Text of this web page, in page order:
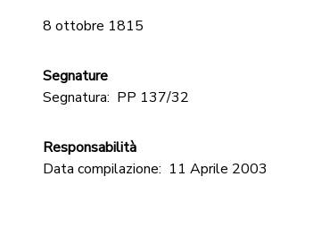
8 ottobre 1815
Segnature
Segnatura: PP 137/32
Responsabilità
Data compilazione: 11 Aprile 2003